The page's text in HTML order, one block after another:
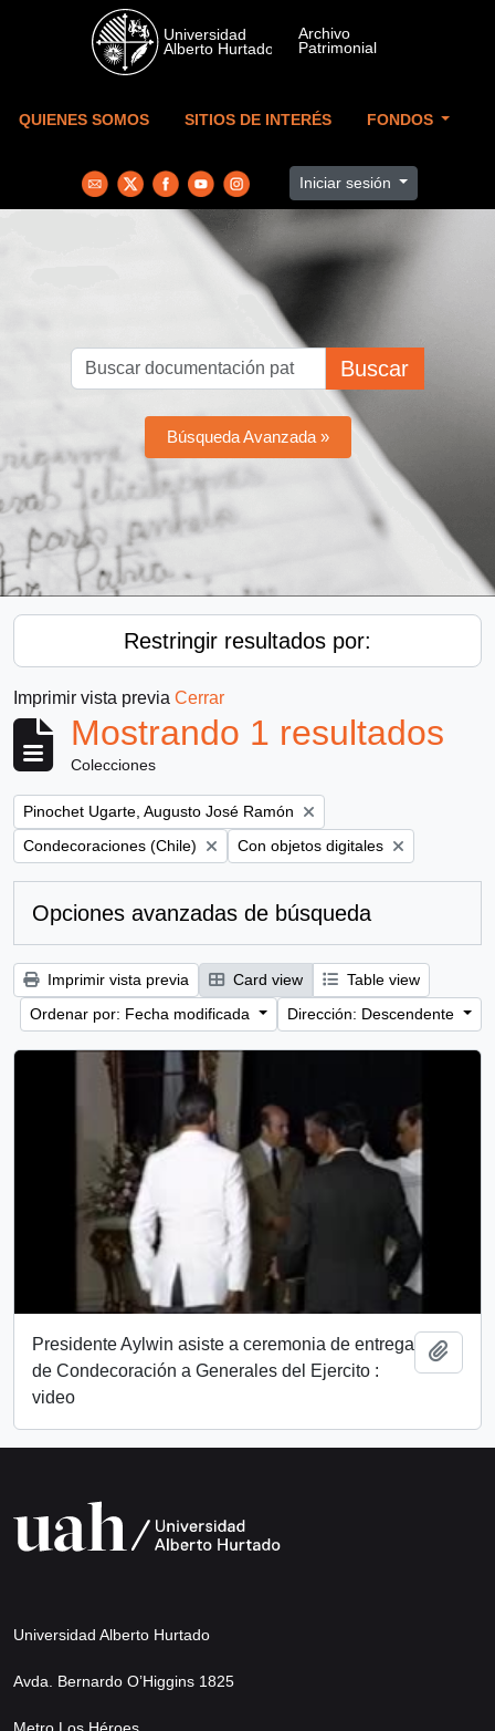
Skip to main content
QUIENES SOMOS SITIOS DE INTERÉS FONDOS
Iniciar sesión
Buscar
Búsqueda Avanzada »
Restringir resultados por:
Imprimir vista previa Cerrar
Mostrando 1 resultados
Colecciones
Remove filter:
Pinochet Ugarte, Augusto José Ramón
Remove filter:
Condecoraciones (Chile) Remove filter:
Con objetos digitales
Opciones avanzadas de búsqueda
Imprimir vista previa Card view
Table view
Ordenar por: Fecha modificada
Dirección: Descendente
Presidente Aylwin asiste a ceremonia de entrega
de Condecoración a Generales del Ejercito :
video
Universidad Alberto Hurtado
Avda. Bernardo O’Higgins 1825
Metro Los Héroes